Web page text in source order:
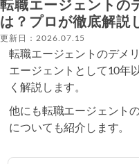
転職エージェントの
は？プロが徹底解説
更新日：2026.07.15
転職エージェントのデメ
エージェントとして10年
く解説します。
他にも転職エージェント
についても紹介します。